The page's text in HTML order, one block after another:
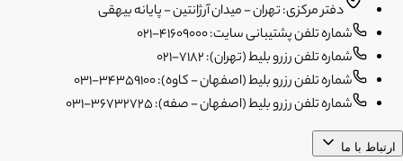
دفتر مرکزی: تهران - میدان آرژانتین - پایانه بیهقی
شماره تلفن پشتیبانی سایت: 41609000-021
شماره تلفن رزرو بلیط (تهران): 7182-021
شماره تلفن رزرو بلیط (اصفهان - کاوه): 34359100-031
شماره تلفن رزرو بلیط (اصفهان - صفه): 36732725-031
ارتباط با ما